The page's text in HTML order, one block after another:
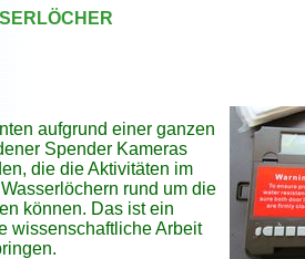
aufgrund einer ganzen
Spender Kameras
die die Aktivitäten im
rund um die
können. Das ist ein
wissenschaftliche Arbeit